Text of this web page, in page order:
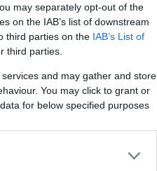
may separately opt-out of the
on the IAB’s list of downstream
third parties on the IAB’s List of
third parties.
and may gather and store
You may click to grant or
for below specified purposes